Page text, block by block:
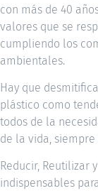
con más de 40
valores que se
cumpliendo los
ambientales.
Hay que
plástico como
todos de la
de la vida,
Reducir, Reutilizar
indispensables